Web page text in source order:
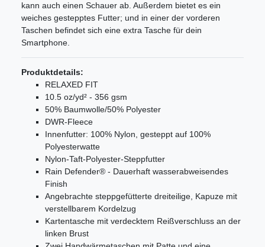
kann auch einen Schauer ab. Außerdem bietet es ein
weiches gestepptes Futter; und in einer der vorderen
Taschen befindet sich eine extra Tasche für dein
Smartphone.
Produktdetails:
RELAXED FIT
10.5 oz/yd² - 356 gsm
50% Baumwolle/50% Polyester
DWR-Fleece
Innenfutter: 100% Nylon, gesteppt auf 100%
Polyesterwatte
Nylon-Taft-Polyester-Steppfutter
Rain Defender® - Dauerhaft wasserabweisendes
Finish
Angebrachte steppgefütterte dreiteilige, Kapuze mit
verstellbarem Kordelzug
Kartentasche mit verdecktem Reißverschluss an der
linken Brust